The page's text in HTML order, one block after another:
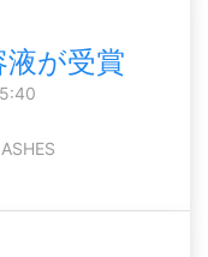
液が受賞